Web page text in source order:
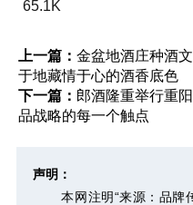
65.1K
上一篇： 金盆地酒庄种酒
于地藏情于心的酒香底色
下一篇： 郎酒隆重举行重
品战略的每一个触点
声明：
本网注明“来源：品牌